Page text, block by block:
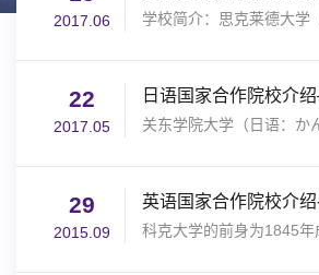
2017.06
22
2017.05
29
2015.09